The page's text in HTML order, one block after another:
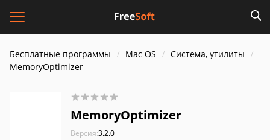
Бесплатные программы Mac OS
Система, утилиты
MemoryOptimizer
MemoryOptimizer
Версия:3.2.0